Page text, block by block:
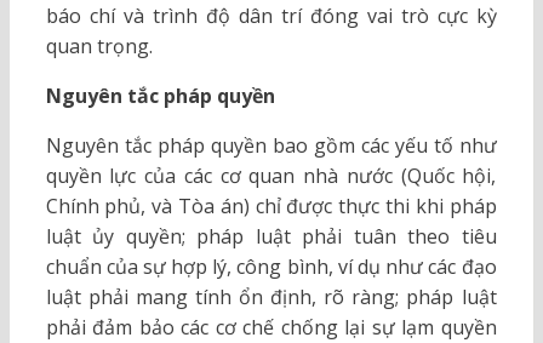
báo chí và trình độ dân trí đóng vai trò cực kỳ
quan trọng.
Nguyên tắc pháp quyền
Nguyên tắc pháp quyền bao gồm các yếu tố như
quyền lực của các cơ quan nhà nước (Quốc hội,
Chính phủ, và Tòa án) chỉ được thực thi khi pháp
luật ủy quyền; pháp luật phải tuân theo tiêu
chuẩn của sự hợp lý, công bình, ví dụ như các đạo
luật phải mang tính ổn định, rõ ràng; pháp luật
phải đảm bảo các cơ chế chống lại sự lạm quyền